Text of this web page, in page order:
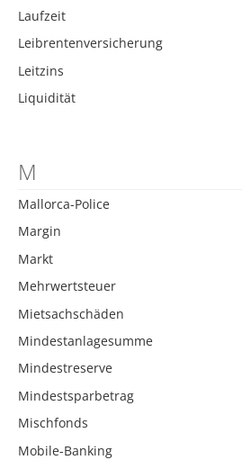
Laufzeit
Leibrentenversicherung
Leitzins
Liquidität
M
Mallorca-Police
Margin
Markt
Mehrwertsteuer
Mietsachschäden
Mindestanlagesumme
Mindestreserve
Mindestsparbetrag
Mischfonds
Mobile-Banking